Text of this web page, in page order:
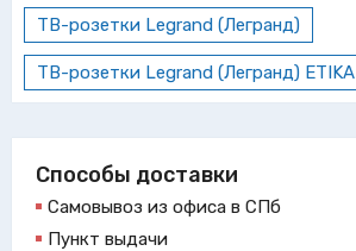
ТВ-розетки Legrand (Легранд)
ТВ-розетки Legrand (Легранд) ETIKA
Способы доставки
Самовывоз из офиса в СПб
Пункт выдачи